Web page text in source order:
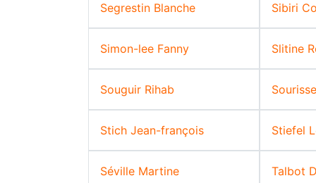
Segrestin Blanche Sibiri
Simon-lee Fanny Slitine
Souguir Rihab
Stich Jean-françois Stiefel
Séville Martine Talbot